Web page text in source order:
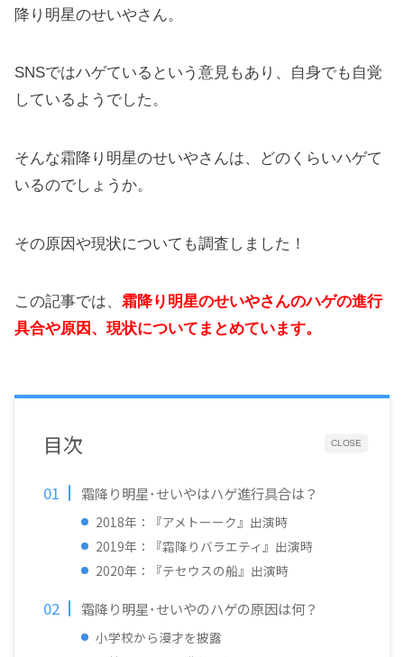
降り明星のせいやさん。
SNSではハゲているという意見もあり、自身でも自覚
しているようでした。
そんな霜降り明星のせいやさんは、どのくらいハゲて
いるのでしょうか。
その原因や現状についても調査しました！
この記事では、霜降り明星のせいやさんのハゲの進行
具合や原因、現状についてまとめています。
CLOSE
目次
霜降り明星･せいやはハゲ進行具合は？
2018年：『アメトーーク』出演時
2019年：『霜降りバラエティ』出演時
2020年：『テセウスの船』出演時
霜降り明星･せいやのハゲの原因は何？
小学校から漫才を披露